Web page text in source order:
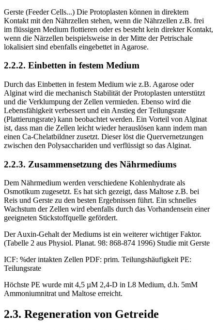
Gerste (Feeder Cells...) Die Protoplasten können in direktem
Kontakt mit den Nährzellen stehen, wenn die Nährzellen z.B. frei
im flüssigen Medium flottieren oder es besteht kein direkter Kontakt,
wenn die Närzellen beispielsweise in der Mitte der Petrischale
lokalisiert sind ebenfalls eingebettet in Agarose.
2.2.2. Einbetten in festem Medium
Durch das Einbetten in festem Medium wie z.B. Agarose oder
Alginat wird die mechanisch Stabilität der Protoplasten unterstützt
und die Verklumpung der Zellen vermieden. Ebenso wird die
Lebensfähigkeit verbessert und ein Anstieg der Teilungsrate
(Plattierungsrate) kann beobachtet werden. Ein Vorteil von Alginat
ist, dass man die Zellen leicht wieder herauslösen kann indem man
einen Ca-Chelatbildner zusetzt. Dieser löst die Quervernetzungen
zwischen den Polysacchariden und verflüssigt so das Alginat.
2.2.3. Zusammensetzung des Nährmediums
Dem Nährmedium werden verschiedene Kohlenhydrate als
Osmotikum zugesetzt. Es hat sich gezeigt, dass Maltose z.B. bei
Reis und Gerste zu den besten Ergebnissen führt. Ein schnelles
Wachstum der Zellen wird ebenfalls durch das Vorhandensein einer
geeigneten Stickstoffquelle gefördert.
Der Auxin-Gehalt der Mediums ist ein weiterer wichtiger Faktor.
(Tabelle 2 aus Physiol. Planat. 98: 868-874 1996) Studie mit Gerste
ICF: %der intakten Zellen PDF: prim. Teilungshäufigkeit PE:
Teilungsrate
Höchste PE wurde mit 4,5 µM 2,4-D in L8 Medium, d.h. 5mM
Ammoniumnitrat und Maltose erreicht.
2.3. Regeneration von Getreide